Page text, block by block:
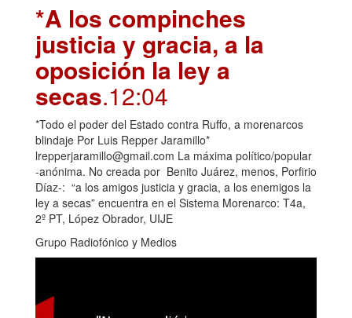
*A los compinches
justicia y gracia, a la
oposición la ley a
secas.12:04
*Todo el poder del Estado contra Ruffo, a morenarcos
blindaje Por Luis Repper Jaramillo*
lrepperjaramillo@gmail.com La máxima político/popular
-anónima. No creada por Benito Juárez, menos, Porfirio
Díaz-: “a los amigos justicia y gracia, a los enemigos la
ley a secas” encuentra en el Sistema Morenarco: T4a,
2º PT, López Obrador, UIJE
Grupo Radiofónico y Medios